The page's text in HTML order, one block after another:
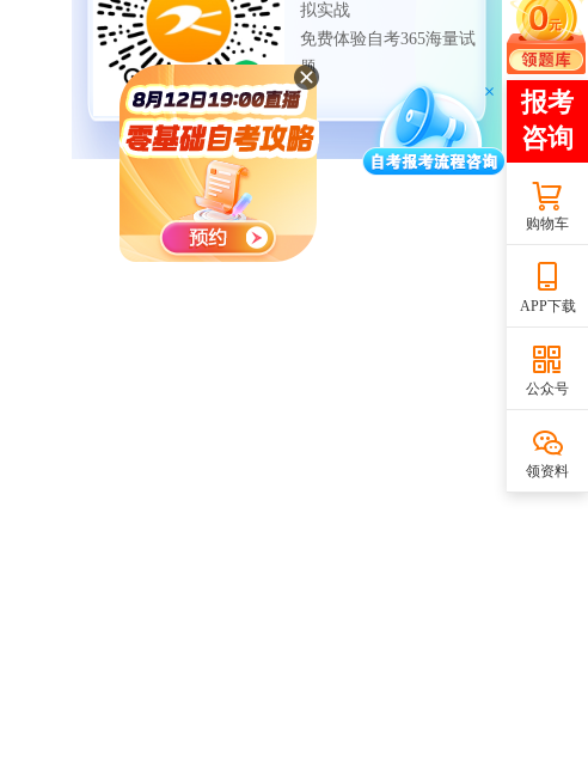
拟实战
免费体验自考365海量试
题
购物车
APP下载
公众号
领资料